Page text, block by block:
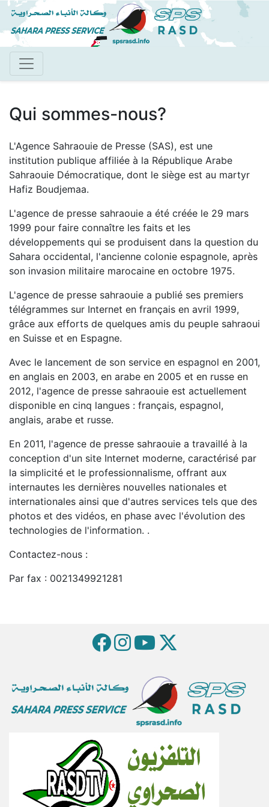
Aller
au
contenu
Qui sommes-nous?
L'Agence Sahraouie de Presse (SAS), est une
institution publique affiliée à la République Arabe
Sahraouie Démocratique, dont le siège est au martyr
Hafiz Boudjemaa.
L'agence de presse sahraouie a été créée le 29 mars
1999 pour faire connaître les faits et les
développements qui se produisent dans la question du
Sahara occidental, l'ancienne colonie espagnole, après
son invasion militaire marocaine en octobre 1975.
L'agence de presse sahraouie a publié ses premiers
télégrammes sur Internet en français en avril 1999,
grâce aux efforts de quelques amis du peuple sahraoui
en Suisse et en Espagne.
Avec le lancement de son service en espagnol en 2001,
en anglais en 2003, en arabe en 2005 et en russe en
2012, l'agence de presse sahraouie est actuellement
disponible en cinq langues : français, espagnol,
anglais, arabe et russe.
En 2011, l'agence de presse sahraouie a travaillé à la
conception d'un site Internet moderne, caractérisé par
la simplicité et le professionnalisme, offrant aux
internautes les dernières nouvelles nationales et
internationales ainsi que d'autres services tels que des
photos et des vidéos, en phase avec l'évolution des
technologies de l'information. .
Contactez-nous :
Par fax : 0021349921281